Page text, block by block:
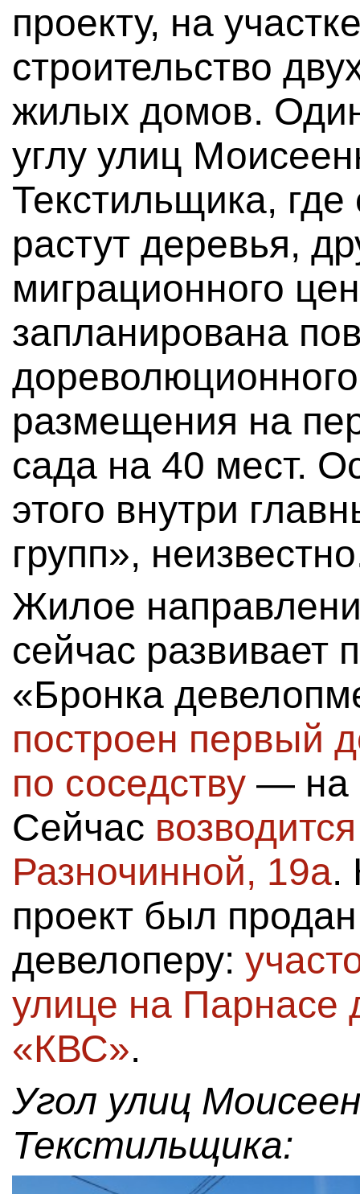
проекту, на
строительство
жилых домов.
углу улиц
Текстильщика, где
растут деревья,
миграционного
запланирована
размещения на
сада на 40 мест.
этого внутри
групп»,
Жилое
сейчас
«Бронка
построен первый
по соседству — на
Сейчас
Разночинной, 19а.
проект был
девелоперу:
улице на Парнасе
«КВС».
Угол улиц
Текстильщика: